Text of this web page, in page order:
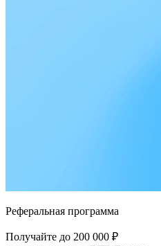
Реферальная программа
Получайте до 200 000 ₽